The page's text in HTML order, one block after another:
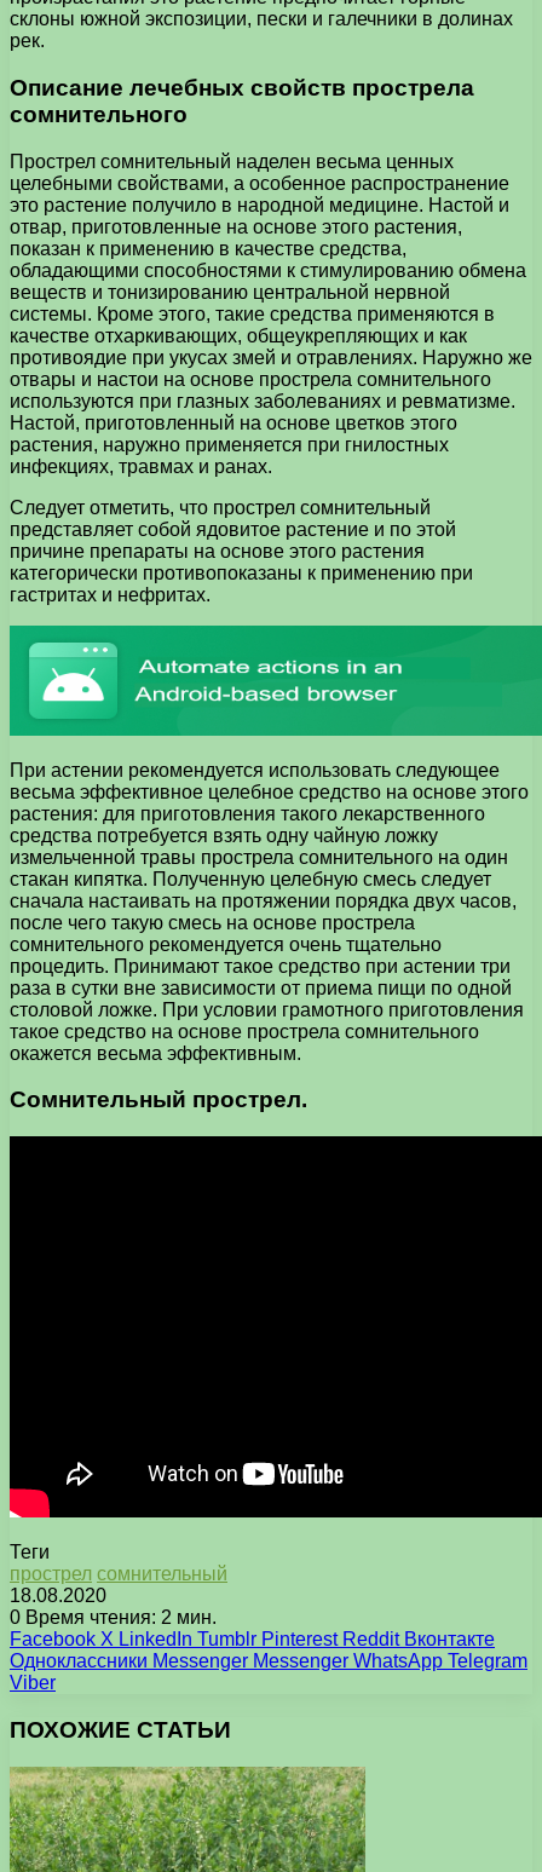
склоны южной экспозиции, пески и галечники в долинах
рек.
Описание лечебных свойств прострела
сомнительного
Прострел сомнительный наделен весьма ценных
целебными свойствами, а особенное распространение
это растение получило в народной медицине. Настой и
отвар, приготовленные на основе этого растения,
показан к применению в качестве средства,
обладающими способностями к стимулированию обмена
веществ и тонизированию центральной нервной
системы. Кроме этого, такие средства применяются в
качестве отхаркивающих, общеукрепляющих и как
противоядие при укусах змей и отравлениях. Наружно же
отвары и настои на основе прострела сомнительного
используются при глазных заболеваниях и ревматизме.
Настой, приготовленный на основе цветков этого
растения, наружно применяется при гнилостных
инфекциях, травмах и ранах.
Следует отметить, что прострел сомнительный
представляет собой ядовитое растение и по этой
причине препараты на основе этого растения
категорически противопоказаны к применению при
гастритах и нефритах.
При астении рекомендуется использовать следующее
весьма эффективное целебное средство на основе этого
растения: для приготовления такого лекарственного
средства потребуется взять одну чайную ложку
измельченной травы прострела сомнительного на один
стакан кипятка. Полученную целебную смесь следует
сначала настаивать на протяжении порядка двух часов,
после чего такую смесь на основе прострела
сомнительного рекомендуется очень тщательно
процедить. Принимают такое средство при астении три
раза в сутки вне зависимости от приема пищи по одной
столовой ложке. При условии грамотного приготовления
такое средство на основе прострела сомнительного
окажется весьма эффективным.
Сомнительный прострел.
Теги
прострел сомнительный
18.08.2020
0 Время чтения: 2 мин.
Facebook X LinkedIn Tumblr Pinterest Reddit Вконтакте
Одноклассники Messenger Messenger WhatsApp Telegram
Viber
ПОХОЖИЕ СТАТЬИ